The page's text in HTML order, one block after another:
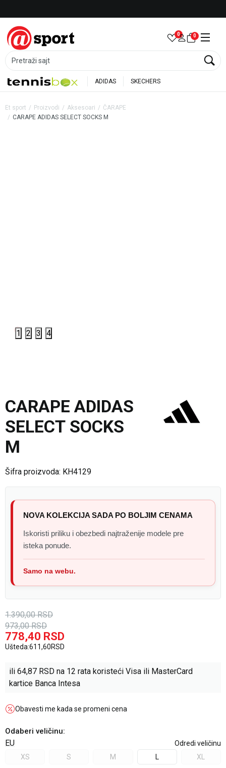
Pretraži sajt
0 0
ADIDAS SKECHERS
Et sport Proizvodi Aksesoari
ČARAPE
CARAPE ADIDAS SELECT SOCKS M
1 2 3 4
CARAPE ADIDAS
SELECT SOCKS
M
Šifra proizvoda: KH4129
NOVA KOLEKCIJA SADA PO BOLJIM CENAMA
Iskoristi priliku i obezbedi najtraženije modele pre
isteka ponude.
Samo na webu.
1.390,00 RSD
973,00 RSD
778,40 RSD
Ušteda:611,60RSD
ili 64,87 RSD na 12 rata koristeći Visa ili MasterCard
kartice Banca Intesa
Obavesti me kada se promeni cena
Odaberi veličinu:
EU
Odredi veličinu
XS
S M L XL